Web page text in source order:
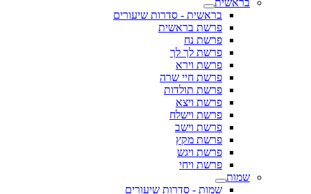
בראשית
בראשית - סדרות שיעורים
פרשת בראשית
פרשת נח
פרשת לך לך
פרשת וירא
פרשת חיי שרה
פרשת תולדות
פרשת ויצא
פרשת וישלח
פרשת וישב
פרשת מקץ
פרשת ויגש
פרשת ויחי
שמות
שמות - סדרות שיעורים